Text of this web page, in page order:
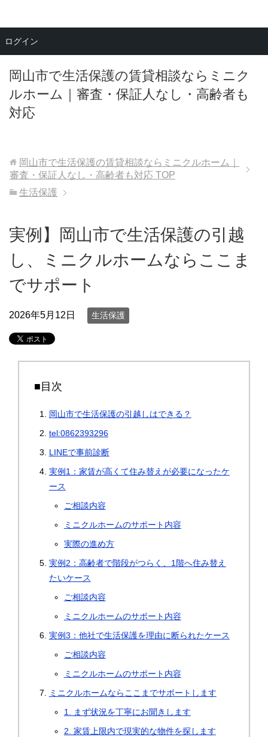
岡山市で生活保護の賃貸相談ならミニク
ルホーム｜審査・保証人なし・高齢者も
対応
メニュー
岡山市で生活保護の賃貸相談ならミニクルホーム｜
審査・保証人なし・高齢者も対応 TOP
生活保護
実例】岡山市で生活保護の引越
し、ミニクルホームならここま
でサポート
2026年5月12日 生活保護
■目次
岡山市で生活保護の引越しはできる？
tel:0862393296
LINEで事前診断
実例1：家賃が高くて住み替えが必要になったケ
ース
ご相談内容
ミニクルホームのサポート内容
実際の進め方
実例2：高齢者で階段がつらく、1階へ住み替え
たいケース
ご相談内容
ミニクルホームのサポート内容
実例3：他社で生活保護を理由に断られたケース
ご相談内容
ミニクルホームのサポート内容
ミニクルホームならここまでサポートします
1. まず状況を丁寧にお聞きします
2. 家賃上限内で現実的な物件を探します
ログイン